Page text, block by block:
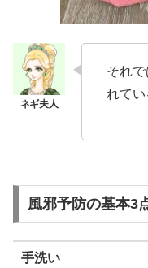
それ
れてい
風邪予防の基本3
手洗い